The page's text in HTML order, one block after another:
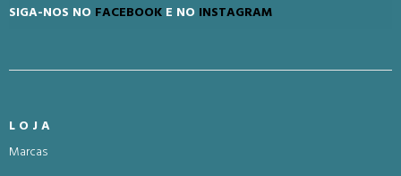
SIGA-NOS NO FACEBOOK E NO INSTAGRAM
LOJA
Marcas